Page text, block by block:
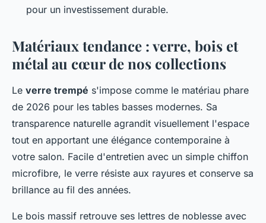
pour un investissement durable.
Matériaux tendance : verre, bois et
métal au cœur de nos collections
Le verre trempé s'impose comme le matériau phare
de 2026 pour les tables basses modernes. Sa
transparence naturelle agrandit visuellement l'espace
tout en apportant une élégance contemporaine à
votre salon. Facile d'entretien avec un simple chiffon
microfibre, le verre résiste aux rayures et conserve sa
brillance au fil des années.
Le bois massif retrouve ses lettres de noblesse avec